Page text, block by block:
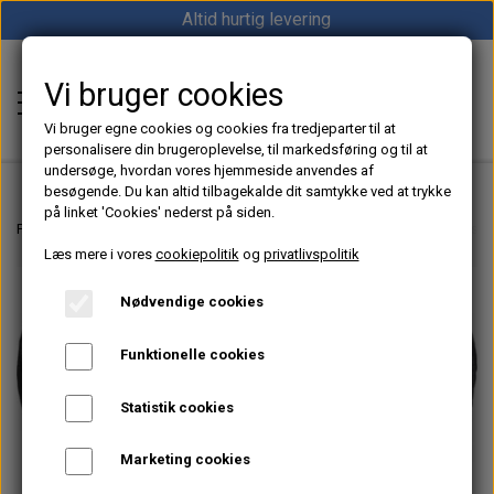
Altid hurtig levering
Shop12volt
Hjem
Autoterm dieselfyr
1852 Diesel Bådvarmer
Strøm
Vind/Sol
Forside
Vi bruger cookies
Vi bruger egne cookies og cookies fra tredjeparter til at
personalisere din brugeroplevelse, til markedsføring og til at
undersøge, hvordan vores hjemmeside anvendes af
besøgende. Du kan altid tilbagekalde dit samtykke ved at trykke
på linket 'Cookies' nederst på siden.
Læs mere i vores cookiepolitikog privatlivspolitik
Nødvendige cookies
Funktionelle cookies
Statistik cookies
Marketing cookies